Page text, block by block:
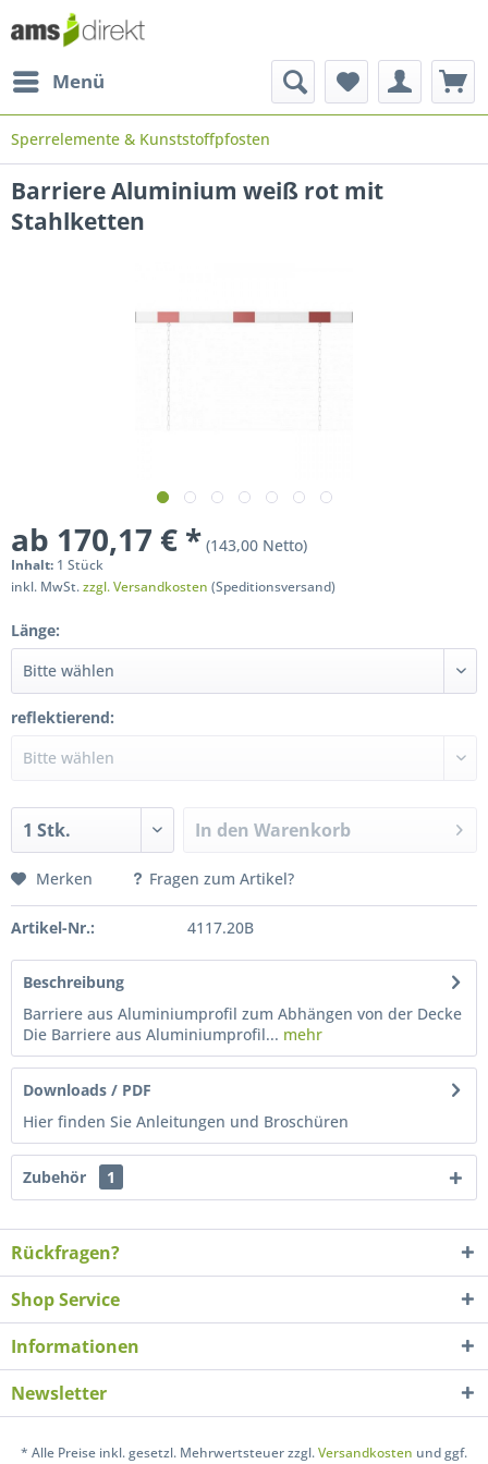
Menü
Sperrelemente & Kunststoffpfosten
Barriere Aluminium weiß rot mit
Stahlketten
ab 170,17 € * (143,00 Netto)
Inhalt: 1 Stück
inkl. MwSt.zzgl. Versandkosten (Speditionsversand)
Länge:
reflektierend:
In den Warenkorb
Merken Fragen zum Artikel?
Artikel-Nr.: 4117.20B
Beschreibung
Barriere aus Aluminiumprofil zum Abhängen von der Decke
Die Barriere aus Aluminiumprofil... mehr
Downloads / PDF
Hier finden Sie Anleitungen und Broschüren
Zubehör 1
Rückfragen?
Shop Service
Informationen
Newsletter
* Alle Preise inkl. gesetzl. Mehrwertsteuer zzgl.Versandkosten und ggf.